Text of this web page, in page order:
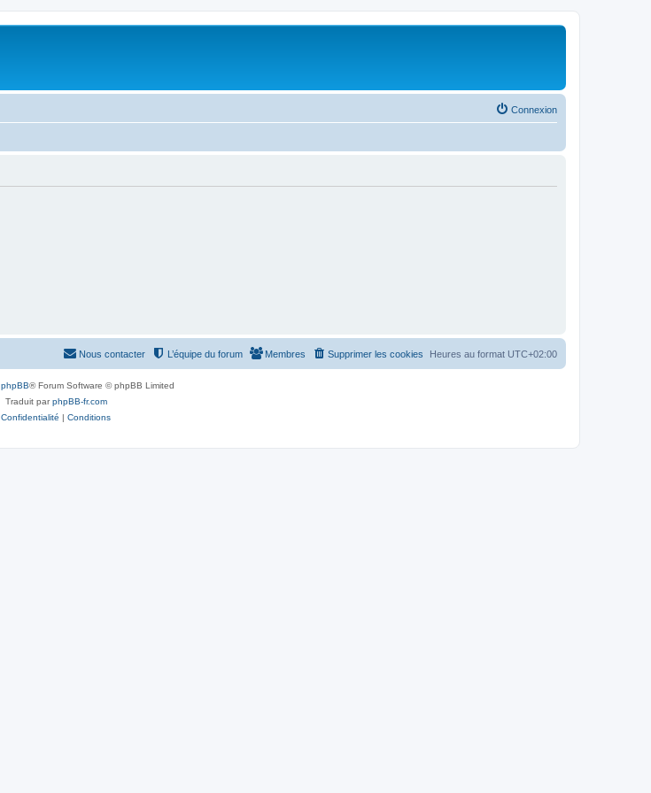
Connexion
Heures au format UTC+02:00
Supprimer les cookies
Membres
L’équipe du forum
Nous contacter
phpBB® Forum Software © phpBB Limited
Traduit parphpBB-fr.com
Confidentialité | Conditions